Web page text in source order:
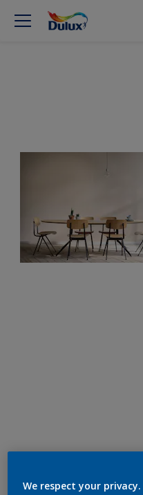
We respect your privacy.